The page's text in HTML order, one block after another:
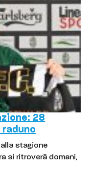
28
alla stagione
si ritroverà domani,